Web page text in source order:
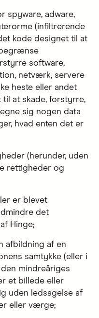
spyware, adware,
(infiltrerende
kode designet til at
software,
netværk, servere
heste eller andet
til at skade, forstyrre,
sig nogen data
hvad enten det er
(herunder, uden
rettigheder og
er blevet
det
Hinge;
afbildning af en
samtykke (eller i
mindreåriges
et billede eller
uden ledsagelse af
eller værge;